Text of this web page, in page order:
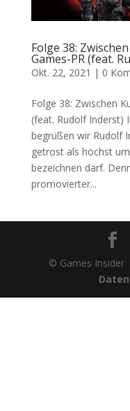
Folge 38:
Games-PR (feat.
Okt. 22, 2021 | 0
Folge 38: Zwischen
(feat. Rudolf Inderst)
begrüßen wir Rudolf
getrost als höchst
bezeichnen darf.
promovierter...
© Games